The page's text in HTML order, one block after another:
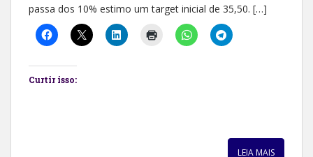
passa dos 10% estimo um target inicial de 35,50. […]
Curtir isso:
LEIA MAIS